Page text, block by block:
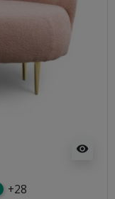
visibility
+28